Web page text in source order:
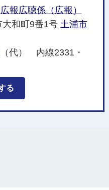
報広聴係（広報）
和町9番1号 土浦市
（代） 内線2331・
る